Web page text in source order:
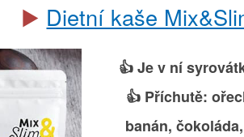
▶️ Dietní kaše
👍 Je v ní
👍 Příchutě:
banán,